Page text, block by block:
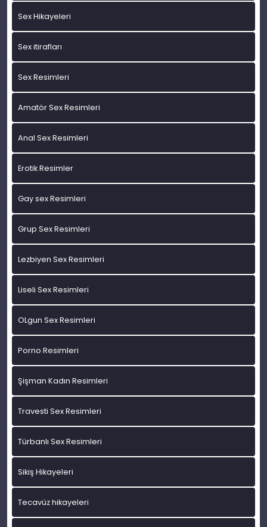
Sex Hikayeleri
Sex itirafları
Sex Resimleri
Amatör Sex Resimleri
Anal Sex Resimleri
Erotik Resimler
Gay sex Resimleri
Grup Sex Resimleri
Lezbiyen Sex Resimleri
Liseli Sex Resimleri
OLgun Sex Resimleri
Porno Resimleri
Şişman Kadın Resimleri
Travesti Sex Resimleri
Türbanlı Sex Resimleri
Sikiş Hikayeleri
Tecavüz hikayeleri